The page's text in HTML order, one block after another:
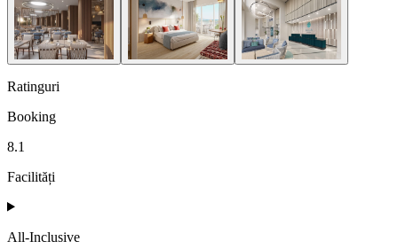
Ratinguri
Booking
8.1
Facilități
All-Inclusive